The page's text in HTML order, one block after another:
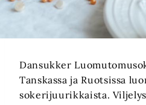
Dansukker
Tanskassa ja Ruotsissa
sokerijuurikkaista.